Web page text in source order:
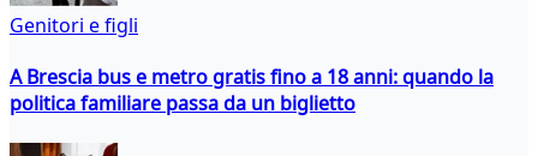
Genitori e figli
A Brescia bus e metro gratis fino a 18 anni: quando la
politica familiare passa da un biglietto